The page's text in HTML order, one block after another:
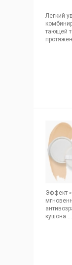
Легкий
тающей
Эффект
кушона ...